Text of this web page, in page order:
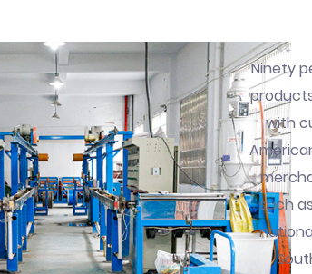
Ninety
with
such